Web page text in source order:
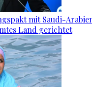
mit Saudi-
Land gerichtet